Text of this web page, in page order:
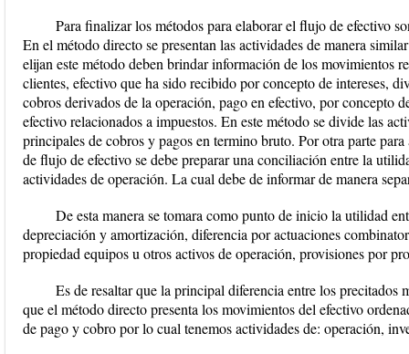
Para finalizar los métodos para elaborar el flujo de efectivo
En el método directo se presentan las actividades de manera
elijan este método deben brindar información de los movimientos
clientes, efectivo que ha sido recibido por concepto de intereses,
cobros derivados de la operación, pago en efectivo, por concepto
efectivo relacionados a impuestos. En este método se divide las
principales de cobros y pagos en termino bruto. Por otra parte
de flujo de efectivo se debe preparar una conciliación entre la
actividades de operación. La cual debe de informar de manera
De esta manera se tomara como punto de inicio la utilidad
depreciación y amortización, diferencia por actuaciones
propiedad equipos u otros activos de operación, provisiones por
Es de resaltar que la principal diferencia entre los precitados
que el método directo presenta los movimientos del efectivo
de pago y cobro por lo cual tenemos actividades de: operación,